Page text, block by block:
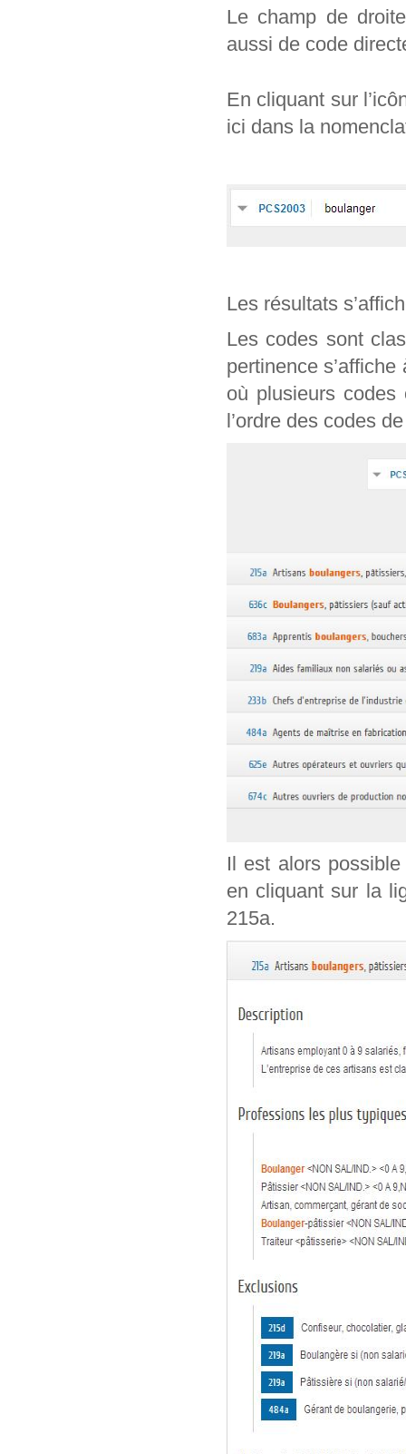
Le champ de
aussi de code
En cliquant sur
ici dans la
Les résultats
Les codes sont
pertinence
où plusieurs
l’ordre des codes
Il est alors
en cliquant sur la
215a.